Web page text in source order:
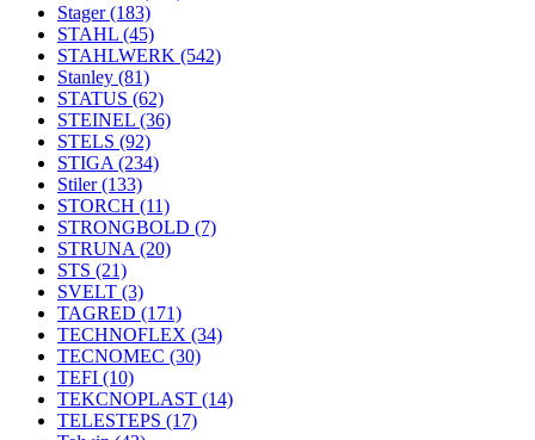
Stager(183)
STAHL (45)
STAHLWERK (542)
Stanley (81)
STATUS (62)
STEINEL (36)
STELS (92)
STIGA (234)
Stiler(133)
STORCH (11)
STRONGBOLD (7)
STRUNA (20)
STS (21)
SVELT (3)
TAGRED (171)
TECHNOFLEX (34)
TECNOMEC (30)
TEFI (10)
TEKCNOPLAST (14)
TELESTEPS (17)